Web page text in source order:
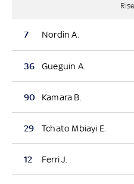
7 Nordin A.
36 Gueguin A.
90 Kamara B.
29 Tchato Mbiayi E.
12 Ferri J.